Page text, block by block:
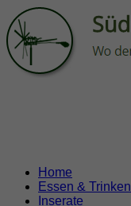
Home
Essen & Trinken
Inserate